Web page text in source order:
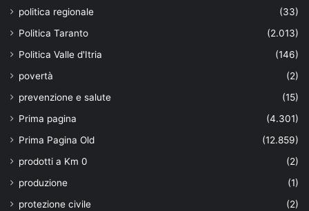
politica regionale
(33)
Politica Taranto
(2.013)
Politica Valle d'Itria
(146)
povertà
(2)
prevenzione e salute
(15)
Prima pagina
(4.301)
Prima Pagina Old
(12.859)
prodotti a Km 0
(2)
produzione
(1)
protezione civile
(2)